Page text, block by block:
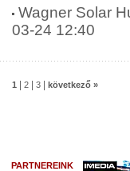
Wagner Solar
03-24 12:40
1 2 3 következő »
PARTNEREINK